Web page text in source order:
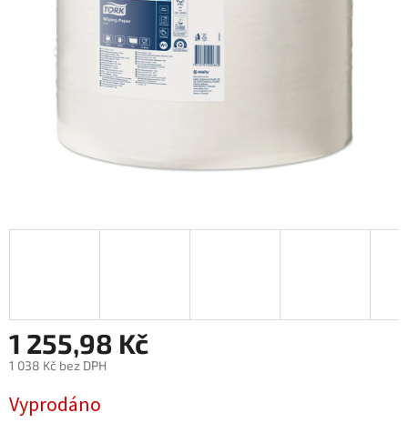
1 255,98 Kč
1 038 Kč bez DPH
cena:
Vyprodáno